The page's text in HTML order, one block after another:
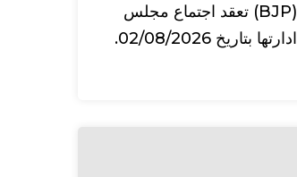
(BJP) تعقد اجتماع مجلس
ادارتها بتاريخ 02/08/2026.